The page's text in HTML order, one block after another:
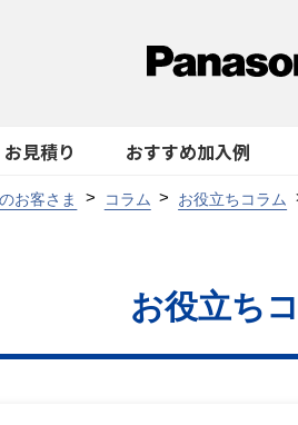
お見積り おすすめ加入例
お客さま コラム お役立ちコラム
お役立ち